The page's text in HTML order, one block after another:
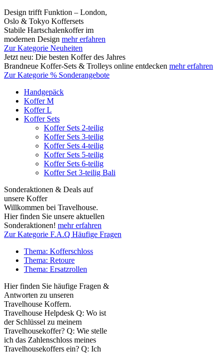
Design trifft Funktion – London,
Oslo & Tokyo Koffersets
Stabile Hartschalenkoffer im
modernen Design mehr erfahren
Zur Kategorie Neuheiten
Jetzt neu: Die besten Koffer des Jahres
Brandneue Koffer-Sets & Trolleys online entdecken mehr erfahren
Zur Kategorie % Sonderangebote
Handgepäck
Koffer M
Koffer L
Koffer Sets
Koffer Sets 2-teilig
Koffer Sets 3-teilig
Koffer Sets 4-teilig
Koffer Sets 5-teilig
Koffer Sets 6-teilig
Koffer Set 3-teilig Bali
Sonderaktionen & Deals auf
unsere Koffer
Willkommen bei Travelhouse.
Hier finden Sie unsere aktuellen
Sonderaktionen! mehr erfahren
Zur Kategorie F.A.Q Häufige Fragen
Thema: Kofferschloss
Thema: Retoure
Thema: Ersatzrollen
Hier finden Sie häufige Fragen &
Antworten zu unseren
Travelhouse Koffern.
Travelhouse Helpdesk Q: Wo ist
der Schlüssel zu meinem
Travelhousekoffer? Q: Wie stelle
ich das Zahlenschloss meines
Travelhousekoffers ein? Q: Ich